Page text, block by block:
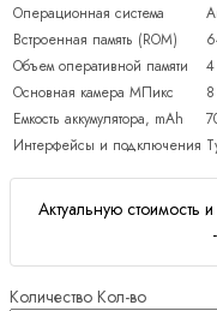
Операционная система
Встроенная память (ROM)
Объем оперативной памяти
Основная камера МПикс
Емкость аккумулятора, mAh
Интерфейсы и подключения
Актуальную стоимость
Количество Кол-во